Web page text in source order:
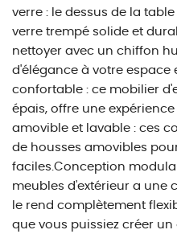
verre : le dessus de la
verre trempé solide et
nettoyer avec un chiffon
d'élégance à votre espace
confortable : ce mobilier
épais, offre une
amovible et lavable : ces
de housses amovibles
faciles.Conception
meubles d'extérieur a une
le rend complètement
que vous puissiez créer